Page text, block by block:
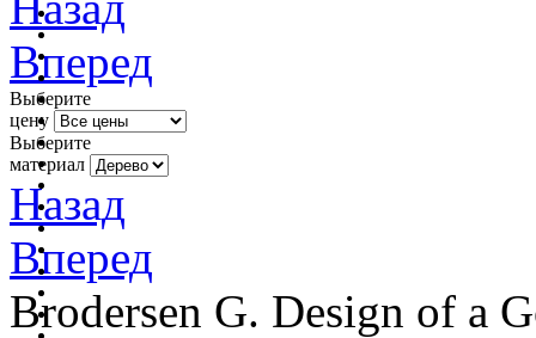
Вперед
Выберите
цену
Выберите
материал
Назад
Вперед
Brodersen G. Design of a